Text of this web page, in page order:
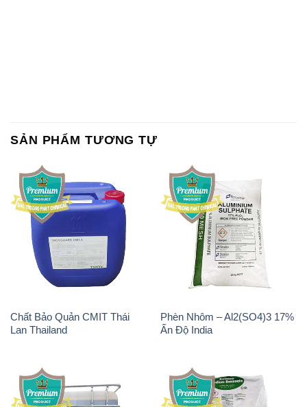
SẢN PHẨM TƯƠNG TỰ
Chất Bảo Quản CMIT Thái
Lan Thailand
Phèn Nhôm – Al2(SO4)3 17%
Ấn Độ India